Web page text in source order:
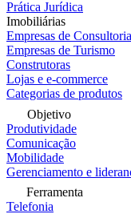
Prática Jurídica
Imobiliárias
Empresas de Consultoria
Empresas de Turismo
Construtoras
Lojas e e-commerce
Categorias de produtos
Objetivo
Produtividade
Comunicação
Mobilidade
Gerenciamento e
Ferramenta
Telefonia